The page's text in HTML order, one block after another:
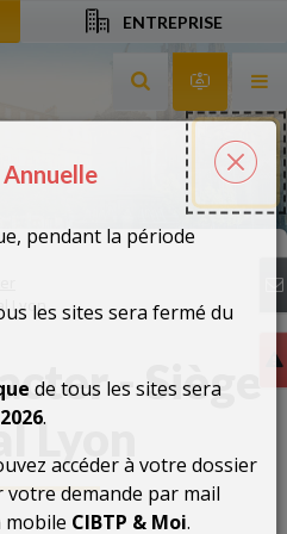
ENTREPRISE
Rechercher sur
Lyon
- Siège
Lyon
pendant la période
les sites sera fermé du
de tous les sites sera
.
accéder à votre dossier
demande par mail
CIBTP & Moi.